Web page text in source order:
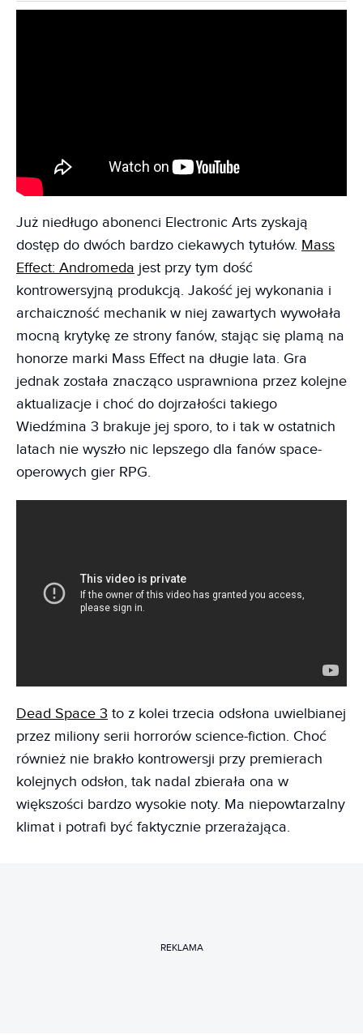
Już niedługo abonenci Electronic Arts zyskają
dostęp do dwóch bardzo ciekawych tytułów. Mass
Effect: Andromeda jest przy tym dość
kontrowersyjną produkcją. Jakość jej wykonania i
archaiczność mechanik w niej zawartych wywołała
mocną krytykę ze strony fanów, stając się plamą na
honorze marki Mass Effect na długie lata. Gra
jednak została znacząco usprawniona przez kolejne
aktualizacje i choć do dojrzałości takiego
Wiedźmina 3 brakuje jej sporo, to i tak w ostatnich
latach nie wyszło nic lepszego dla fanów space-
operowych gier RPG.
Dead Space 3 to z kolei trzecia odsłona uwielbianej
przez miliony serii horrorów science-fiction. Choć
również nie brakło kontrowersji przy premierach
kolejnych odsłon, tak nadal zbierała ona w
większości bardzo wysokie noty. Ma niepowtarzalny
klimat i potrafi być faktycznie przerażająca.
REKLAMA